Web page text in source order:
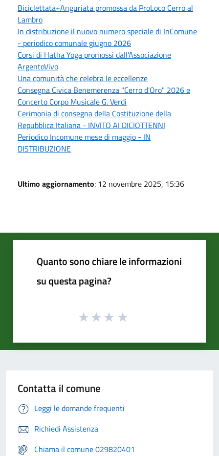
Biciclettata+Anguriata promossa da ProLoco Cerro al
Lambro
In distribuzione il nuovo numero speciale di InComune
- periodico comunale giugno 2026
Corsi di Hatha Yoga promossi dall'Associazione
ArgentoVivo
Una comunità che celebra le eccellenze
Consegna Civica Benemerenza "Cerro d'Oro" 2026 e
Concerto Corpo Musicale G. Verdi
Cerimonia di consegna della Costituzione della
Repubblica Italiana - INVITO AI DICIOTTENNI
Periodico Incomune mese di maggio - IN
DISTRIBUZIONE
Ultimo aggiornamento: 12 novembre 2025, 15:36
Quanto sono chiare le informazioni
su questa pagina?
Contatta il comune
Leggi le domande frequenti
Richiedi Assistenza
Chiama il comune 029820401